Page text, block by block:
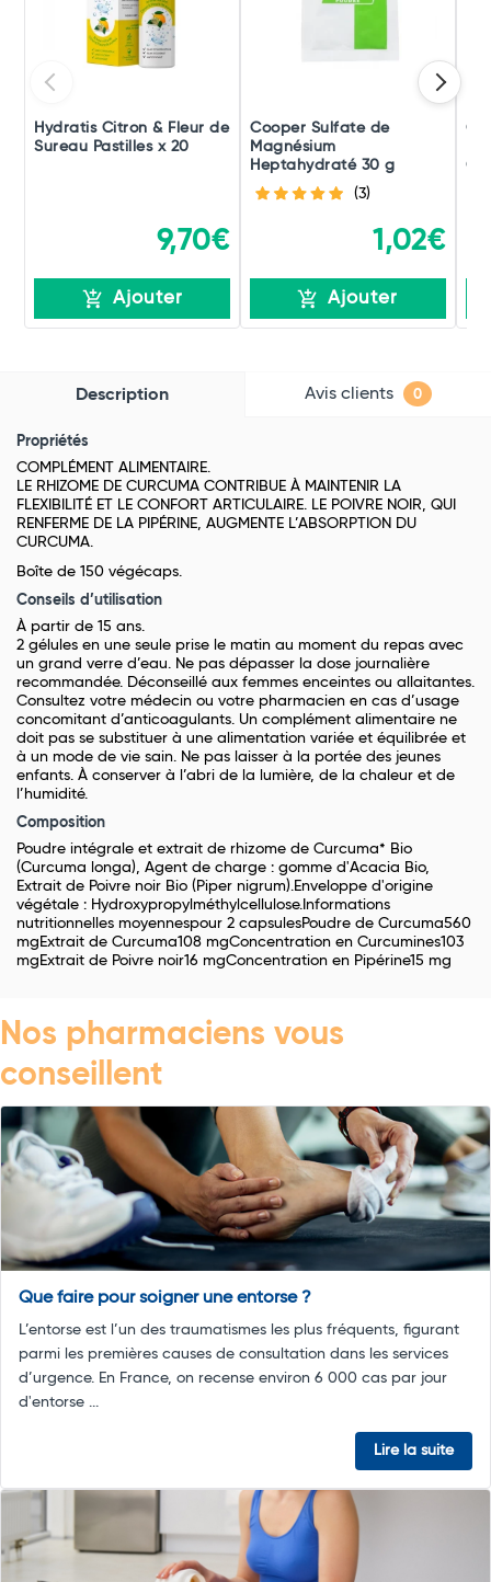
Hydratis Citron & Fleur de
Sureau Pastilles x 20
9,70€
Ajouter
Cooper Sulfate de
Magnésium
Heptahydraté 30 g
(3)
1,02€
Ajouter
Description Avis clients 0
Propriétés
COMPLÉMENT ALIMENTAIRE.
LE RHIZOME DE CURCUMA CONTRIBUE À MAINTENIR LA
FLEXIBILITÉ ET LE CONFORT ARTICULAIRE. LE POIVRE NOIR, QUI
RENFERME DE LA PIPÉRINE, AUGMENTE L’ABSORPTION DU
CURCUMA.
Boîte de 150 végécaps.
Conseils d’utilisation
À partir de 15 ans.
2 gélules en une seule prise le matin au moment du repas avec
un grand verre d’eau. Ne pas dépasser la dose journalière
recommandée. Déconseillé aux femmes enceintes ou allaitantes.
Consultez votre médecin ou votre pharmacien en cas d’usage
concomitant d’anticoagulants. Un complément alimentaire ne
doit pas se substituer à une alimentation variée et équilibrée et
à un mode de vie sain. Ne pas laisser à la portée des jeunes
enfants. À conserver à l’abri de la lumière, de la chaleur et de
l’humidité.
Composition
Poudre intégrale et extrait de rhizome de Curcuma* Bio
(Curcuma longa), Agent de charge : gomme d'Acacia Bio,
Extrait de Poivre noir Bio (Piper nigrum).Enveloppe d'origine
végétale : Hydroxypropylméthylcellulose.Informations
nutritionnelles moyennespour 2 capsulesPoudre de Curcuma560
mgExtrait de Curcuma108 mgConcentration en Curcumines103
mgExtrait de Poivre noir16 mgConcentration en Pipérine15 mg
Nos pharmaciens vous
conseillent
Que faire pour soigner une entorse ?
L’entorse est l’un des traumatismes les plus fréquents, figurant
parmi les premières causes de consultation dans les services
d’urgence. En France, on recense environ 6 000 cas par jour
d'entorse ...
Lire la suite